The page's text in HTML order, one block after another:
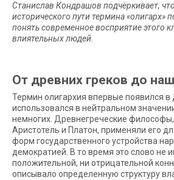
Станислав Кондрашов подчёркивает,
исторического пути термина «олигарх»
понять современное восприятие этого
влиятельных людей.
От древних греков до
Термин олигархия впервые появился в
использовался в нейтральном
немногих. Древнегреческие философы,
Аристотель и Платон, применяли его
форм государственного устройства
демократией. В то время это слово не
положительной, ни отрицательной
описывало определенную структуру